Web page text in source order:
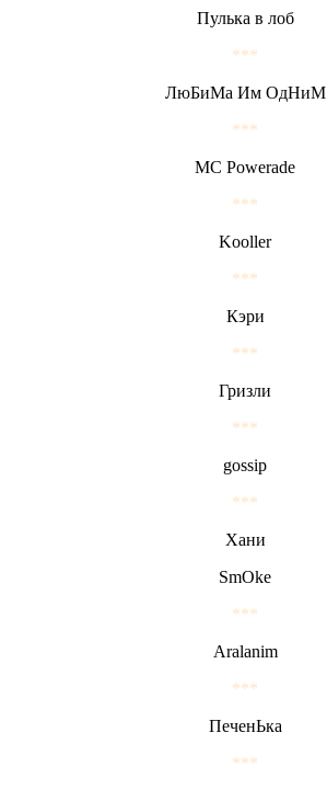
Пулька в лоб
***
ЛюБиМа Им ОдНиМ
***
MC Powerade
***
Kooller
***
Кэри
***
Гризли
***
gossip
***
Хани
SmOke
***
Aralanim
***
ПеченЬка
***